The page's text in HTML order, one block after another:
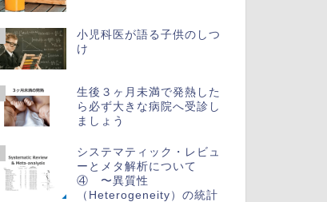
小児科医が語る子供のしつ
け
生後３ヶ月未満で発熱した
ら必ず大きな病院へ受診し
ましょう
システマティック・レビュ
ーとメタ解析について
④ 〜異質性
（Heterogeneity）の統計